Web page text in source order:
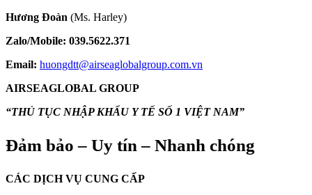
Hương Đoàn (Ms. Harley)
Zalo/Mobile: 039.5622.371
Email: huongdtt@airseaglobalgroup.com.vn
AIRSEAGLOBAL GROUP
“THỦ TỤC NHẬP KHẨU Y TẾ SỐ 1 VIỆT NAM”
Đảm bảo – Uy tín – Nhanh chóng
CÁC DỊCH VỤ CUNG CẤP